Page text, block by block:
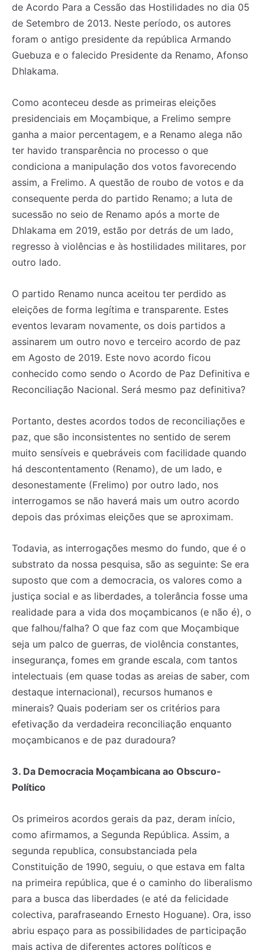
de Acordo Para a Cessão das Hostilidades no dia 05
de Setembro de 2013. Neste período, os autores
foram o antigo presidente da república Armando
Guebuza e o falecido Presidente da Renamo, Afonso
Dhlakama.
Como aconteceu desde as primeiras eleições
presidenciais em Moçambique, a Frelimo sempre
ganha a maior percentagem, e a Renamo alega não
ter havido transparência no processo o que
condiciona a manipulação dos votos favorecendo
assim, a Frelimo. A questão de roubo de votos e da
consequente perda do partido Renamo; a luta de
sucessão no seio de Renamo após a morte de
Dhlakama em 2019, estão por detrás de um lado,
regresso à violências e às hostilidades militares, por
outro lado.
O partido Renamo nunca aceitou ter perdido as
eleições de forma legítima e transparente. Estes
eventos levaram novamente, os dois partidos a
assinarem um outro novo e terceiro acordo de paz
em Agosto de 2019. Este novo acordo ficou
conhecido como sendo o Acordo de Paz Definitiva e
Reconciliação Nacional. Será mesmo paz definitiva?
Portanto, destes acordos todos de reconciliações e
paz, que são inconsistentes no sentido de serem
muito sensíveis e quebráveis com facilidade quando
há descontentamento (Renamo), de um lado, e
desonestamente (Frelimo) por outro lado, nos
interrogamos se não haverá mais um outro acordo
depois das próximas eleições que se aproximam.
Todavia, as interrogações mesmo do fundo, que é o
substrato da nossa pesquisa, são as seguinte: Se era
suposto que com a democracia, os valores como a
justiça social e as liberdades, a tolerância fosse uma
realidade para a vida dos moçambicanos (e não é), o
que falhou/falha? O que faz com que Moçambique
seja um palco de guerras, de violência constantes,
insegurança, fomes em grande escala, com tantos
intelectuais (em quase todas as areias de saber, com
destaque internacional), recursos humanos e
minerais? Quais poderiam ser os critérios para
efetivação da verdadeira reconciliação enquanto
moçambicanos e de paz duradoura?
3. Da Democracia Moçambicana ao Obscuro-
Político
Os primeiros acordos gerais da paz, deram início,
como afirmamos, a Segunda República. Assim, a
segunda republica, consubstanciada pela
Constituição de 1990, seguiu, o que estava em falta
na primeira república, que é o caminho do liberalismo
para a busca das liberdades (e até da felicidade
colectiva, parafraseando Ernesto Hoguane). Ora, isso
abriu espaço para as possibilidades de participação
mais activa de diferentes actores políticos e